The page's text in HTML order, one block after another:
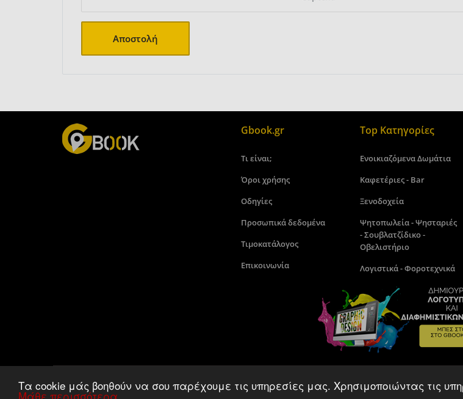
Τα cookie μάς βοηθούν να σου παρέχουμε τις υπηρεσίες μας. Χρησιμοποιώντας τις
Μάθε περισσότερα
Αποστολή
Gbook.gr
Τι είναι;
Όροι χρήσης
Οδηγίες
Προσωπικά δεδομένα
Τιμοκατάλογος
Επικοινωνία
Top Κατηγορίες
Ενοικιαζόμενα Δωμάτια
Καφετέριες - Bar
Ξενοδοχεία
Ψητοπωλεία - Ψησταριές
- Σουβλατζίδικο -
Οβελιστήριο
Λογιστικά - Φοροτεχνικά
Gbook.gr©2018 - 2026. Made by